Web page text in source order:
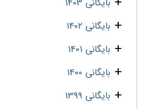
بایگانی 1403
بایگانی 1402
بایگانی 1401
بایگانی 1400
بایگانی 1399